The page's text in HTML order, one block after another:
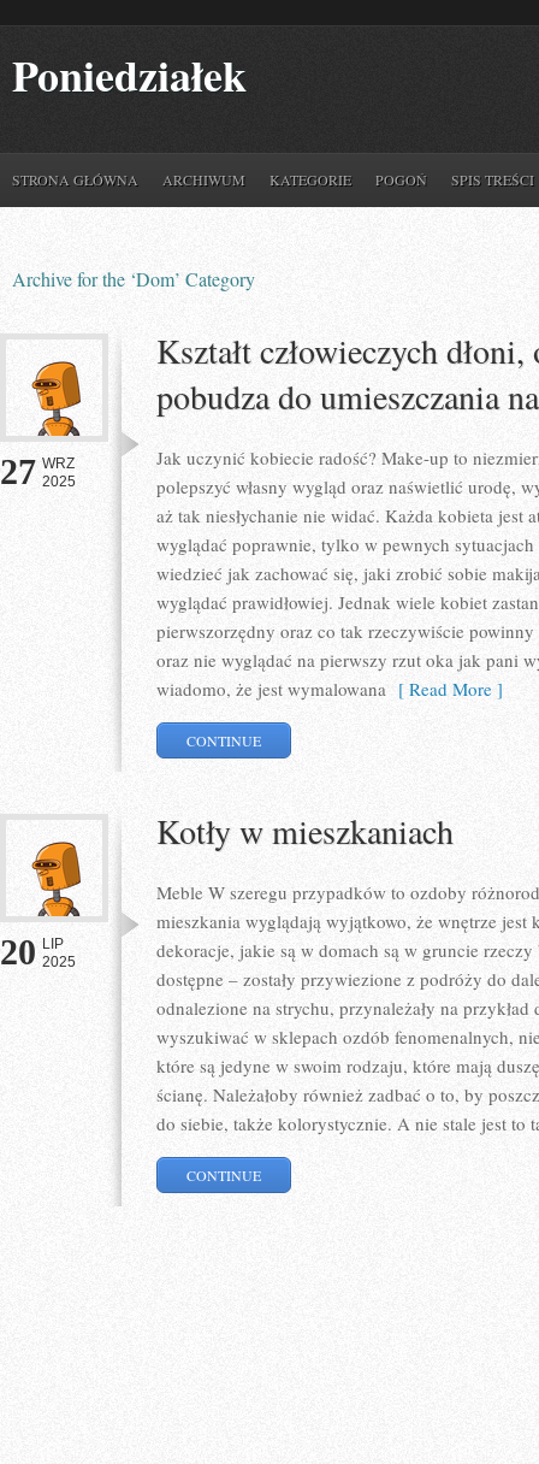
Poniedziałek
STRONA GŁÓWNA ARCHIWUM KATEGORIE POGOŃ SPIS TREŚCI
Archive for the ‘Dom’ Category
27 WRZ
2025
Kształt człowieczych
pobudza do umieszczania
Jak uczynić kobiecie radość? Make-up to
polepszyć własny wygląd oraz naświetlić urodę,
aż tak niesłychanie nie widać. Każda kobieta jest
wyglądać poprawnie, tylko w pewnych
wiedzieć jak zachować się, jaki zrobić sobie
wyglądać prawidłowiej. Jednak wiele kobiet
pierwszorzędny oraz co tak rzeczywiście
oraz nie wyglądać na pierwszy rzut oka jak pani
wiadomo, że jest wymalowana [ Read More ]
CONTINUE
20 LIP
2025
Kotły w mieszkaniach
Meble W szeregu przypadków to ozdoby
mieszkania wyglądają wyjątkowo, że wnętrze jest
dekoracje, jakie są w domach są w gruncie
dostępne – zostały przywiezione z podróży do
odnalezione na strychu, przynależały na
wyszukiwać w sklepach ozdób fenomenalnych,
które są jedyne w swoim rodzaju, które mają
ścianę. Należałoby również zadbać o to, by
do siebie, także kolorystycznie. A nie stale jest to
CONTINUE